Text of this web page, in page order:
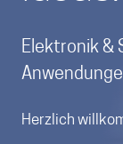
Elektronik &
Herzlich